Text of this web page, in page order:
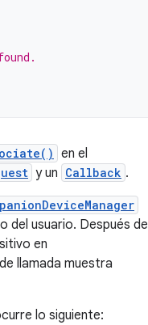
en el
y un Callback .
del usuario. Después de
en
llamada muestra
lo siguiente: